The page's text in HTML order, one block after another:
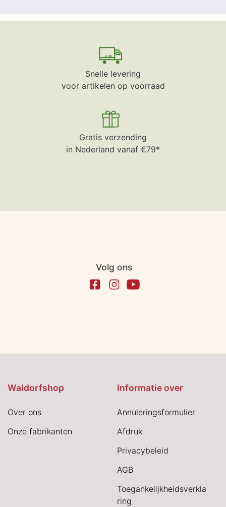
Snelle levering
voor artikelen op voorraad
Gratis verzending
in Nederland vanaf €79*
Volg ons
Waldorfshop
Over ons
Onze fabrikanten
Informatie over
Annuleringsformulier
Afdruk
Privacybeleid
AGB
Toegankelijkheidsverkla
ring